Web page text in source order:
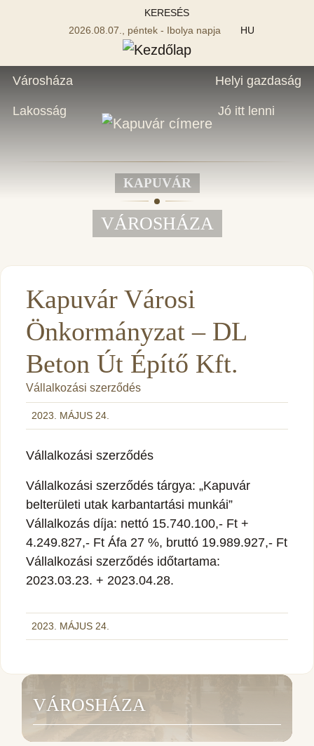
KERESÉS
2026.08.07., péntek - Ibolya napja
HU
Városháza
Lakosság
Helyi gazdaság
Jó itt lenni
KAPUVÁR
VÁROSHÁZA
Kapuvár Városi
Önkormányzat – DL
Beton Út Építő Kft.
Vállalkozási szerződés
2023. MÁJUS 24.
Vállalkozási szerződés
Vállalkozási szerződés tárgya: „Kapuvár
belterületi utak karbantartási munkái”
Vállalkozás díja: nettó 15.740.100,- Ft +
4.249.827,- Ft Áfa 27 %, bruttó 19.989.927,- Ft
Vállalkozási szerződés időtartama:
2023.03.23. + 2023.04.28.
2023. MÁJUS 24.
VÁROSHÁZA